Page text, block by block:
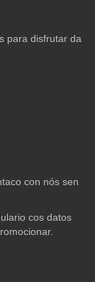
para disfrutar da
con nós sen
cos datos